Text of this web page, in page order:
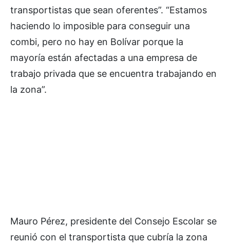
transportistas que sean oferentes”. “Estamos
haciendo lo imposible para conseguir una
combi, pero no hay en Bolívar porque la
mayoría están afectadas a una empresa de
trabajo privada que se encuentra trabajando en
la zona”.
Mauro Pérez, presidente del Consejo Escolar se
reunió con el transportista que cubría la zona